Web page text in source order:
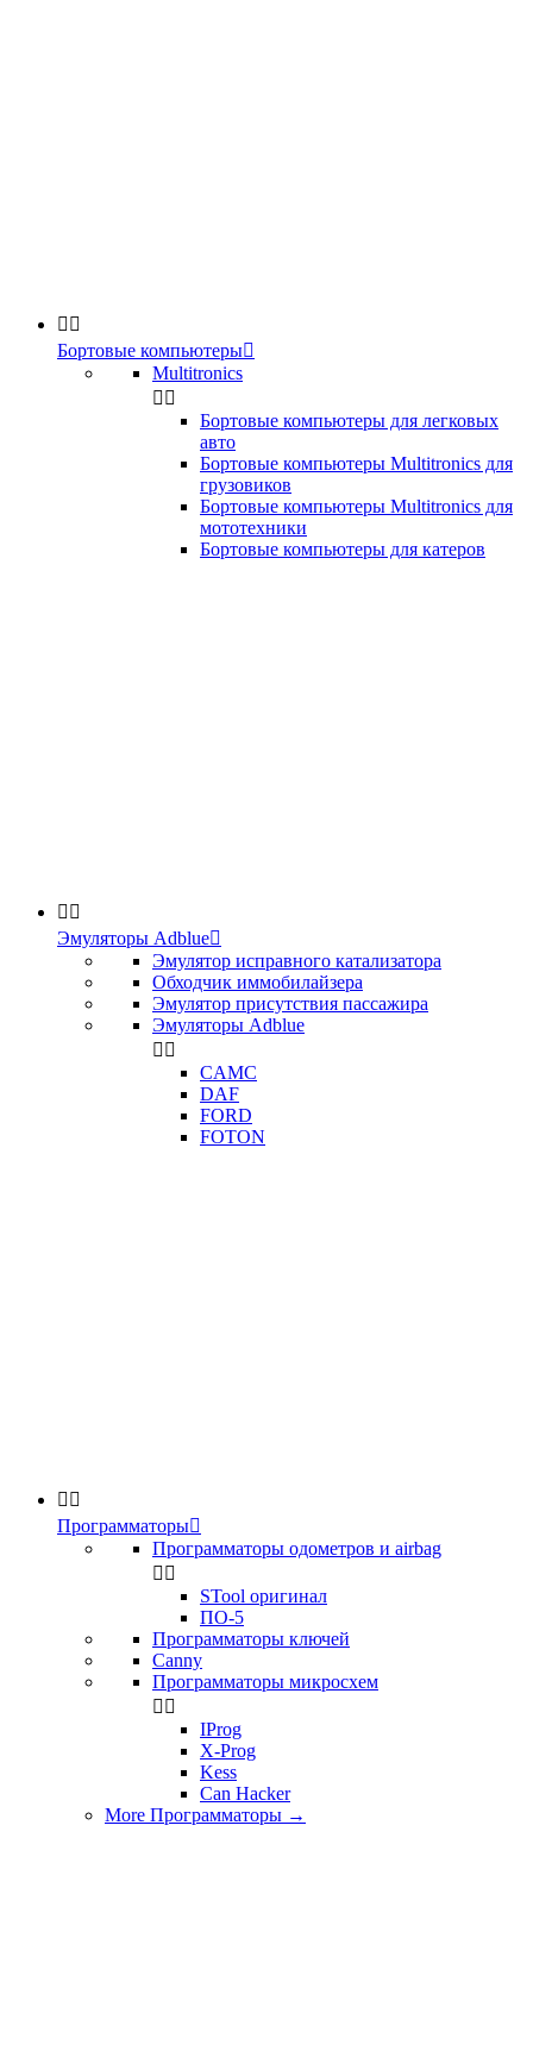
 
Бортовые компьютеры
Multitronics
 
Бортовые компьютеры для легковых
авто
Бортовые компьютеры Multitronics для
грузовиков
Бортовые компьютеры Multitronics для
мототехники
Бортовые компьютеры для катеров
 
Эмуляторы Adblue
Эмулятор исправного катализатора
Обходчик иммобилайзера
Эмулятор присутствия пассажира
Эмуляторы Adblue
 
CAMC
DAF
FORD
FOTON
 
Программаторы
Программаторы одометров и airbag
 
STool оригинал
ПО-5
Программаторы ключей
Canny
Программаторы микросхем
 
IProg
X-Prog
Kess
Can Hacker
More Программаторы →